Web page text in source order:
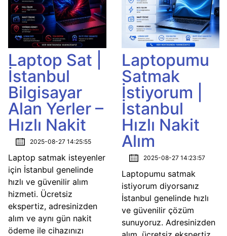
Laptop Sat |
İstanbul
Bilgisayar
Alan Yerler –
Hızlı Nakit
2025-08-27 14:25:55
Laptop satmak isteyenler
için İstanbul genelinde
hızlı ve güvenilir alım
hizmeti. Ücretsiz
ekspertiz, adresinizden
alım ve aynı gün nakit
ödeme ile cihazınızı
Laptopumu
Satmak
İstiyorum |
İstanbul
Hızlı Nakit
Alım
2025-08-27 14:23:57
Laptopumu satmak
istiyorum diyorsanız
İstanbul genelinde hızlı
ve güvenilir çözüm
sunuyoruz. Adresinizden